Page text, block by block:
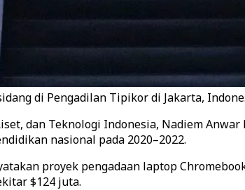
di Pengadilan Tipikor di Jakarta,
dan Teknologi Indonesia, Nadiem
nasional pada 2020–2022.
proyek pengadaan laptop
$124 juta.